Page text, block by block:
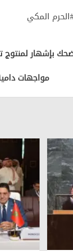
المكي
بإشهار لمنتوج
مواجهات